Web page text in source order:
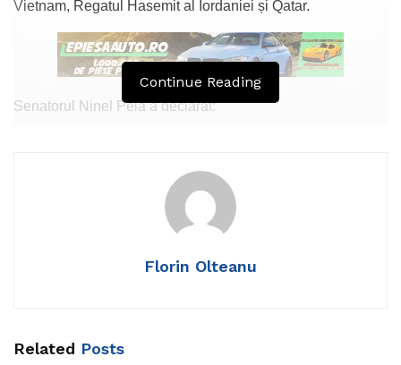
Vietnam, Regatul Hasemit al Iordaniei și Qatar.
Senatorul Ninel Peia a declarat:
Acum 2 ani, ne-a părăsit marea actriță Ileana Stana
În calendarul ortodox, celebrăm Soborul celor 12 apostoli”
Continue Reading
Florin Olteanu
Related Posts